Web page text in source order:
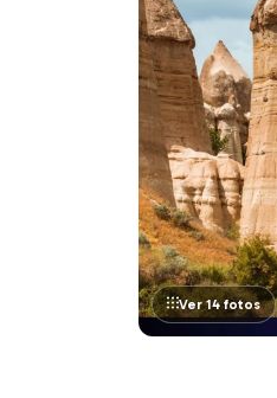
Ver 14 fotos